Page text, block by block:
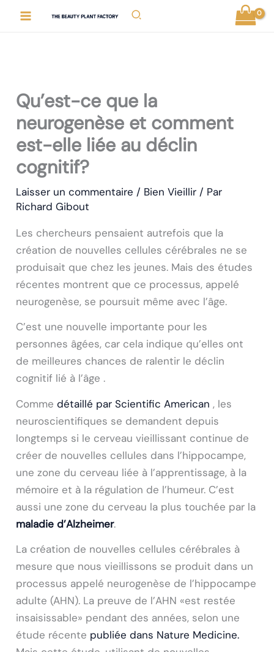
Rechercher
Qu’est-ce que la
neurogenèse et comment
est-elle liée au déclin
cognitif?
Laisser un commentaire / Bien Vieillir / Par
Richard Gibout
Les chercheurs pensaient autrefois que la
création de nouvelles cellules cérébrales ne se
produisait que chez les jeunes. Mais des études
récentes montrent que ce processus, appelé
neurogenèse, se poursuit même avec l’âge.
C’est une nouvelle importante pour les
personnes âgées, car cela indique qu’elles ont
de meilleures chances de ralentir le déclin
cognitif lié à l’âge .
Commedétaillé par Scientific American , les
neuroscientifiques se demandent depuis
longtemps si le cerveau vieillissant continue de
créer de nouvelles cellules dans l’hippocampe,
une zone du cerveau liée à l’apprentissage, à la
mémoire et à la régulation de l’humeur. C’est
aussi une zone du cerveau la plus touchée par la
maladie d’Alzheimer.
La création de nouvelles cellules cérébrales à
mesure que nous vieillissons se produit dans un
processus appelé neurogenèse de l’hippocampe
adulte (AHN). La preuve de l’AHN «est restée
insaisissable» pendant des années, selon une
étude récente publiée dans Nature Medicine.